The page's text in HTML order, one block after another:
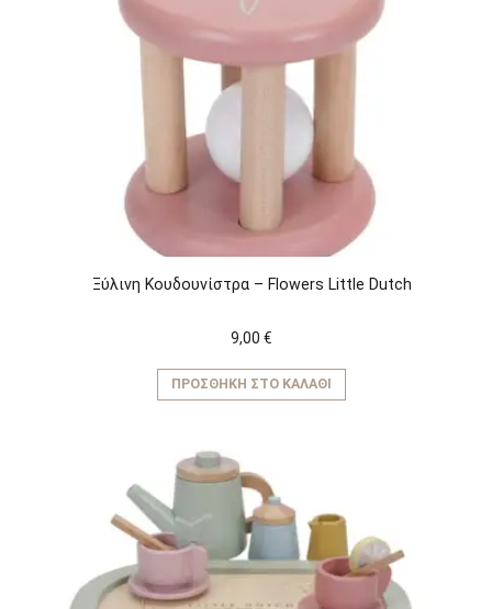
Ξύλινη Kουδουνίστρα – Flowers Little Dutch
9,00 €
ΠΡΟΣΘΉΚΗ ΣΤΟ ΚΑΛΆΘΙ